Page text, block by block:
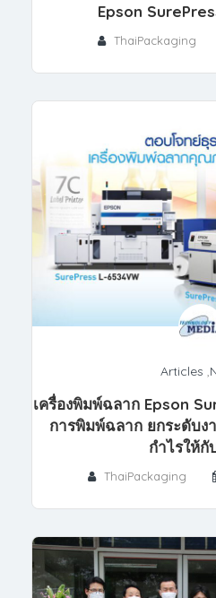
Epson
ThaiPackaging
Articles
เครื่องพิมพ์ฉลาก Epson
การพิมพ์ฉลาก ยกระดับ
กำไรให้กั
ThaiPackaging